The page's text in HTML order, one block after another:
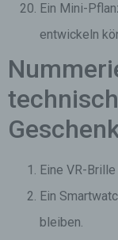
Ein Mini-
entwickeln
Eine VR-
Ein
bleiben.